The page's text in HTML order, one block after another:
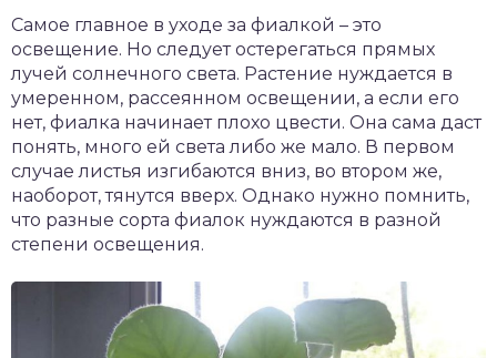
Самое главное в уходе за фиалкой – это
освещение. Но следует остерегаться прямых
лучей солнечного света. Растение нуждается в
умеренном, рассеянном освещении, а если его
нет, фиалка начинает плохо цвести. Она сама даст
понять, много ей света либо же мало. В первом
случае листья изгибаются вниз, во втором же,
наоборот, тянутся вверх. Однако нужно помнить,
что разные сорта фиалок нуждаются в разной
степени освещения.